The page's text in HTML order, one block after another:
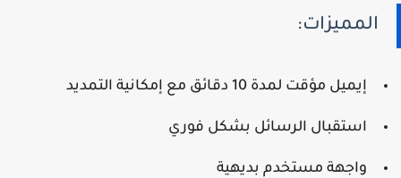
المميزات:
إيميل مؤقت لمدة 10 دقائق مع إمكانية التمديد
استقبال الرسائل بشكل فوري
واجهة مستخدم بديهية